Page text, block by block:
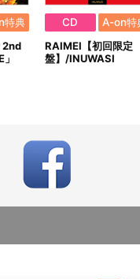
特典
2nd
CD
A-on特
RAIMEI【初回限定
盤】/INUWASI